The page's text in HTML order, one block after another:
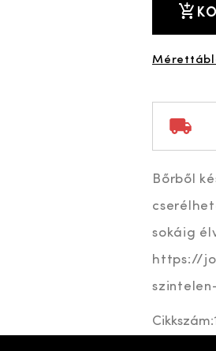
Bőrből
sokáig
https://
Cikkszám: